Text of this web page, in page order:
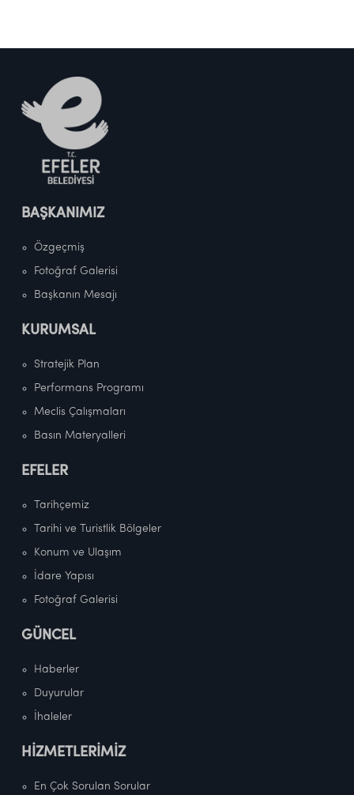
BAŞKANIMIZ
Özgeçmiş
Fotoğraf Galerisi
Başkanın Mesajı
KURUMSAL
Stratejik Plan
Performans Programı
Meclis Çalışmaları
Basın Materyalleri
EFELER
Tarihçemiz
Tarihi ve Turistlik Bölgeler
Konum ve Ulaşım
İdare Yapısı
Fotoğraf Galerisi
GÜNCEL
Haberler
Duyurular
İhaleler
HİZMETLERİMİZ
En Çok Sorulan Sorular